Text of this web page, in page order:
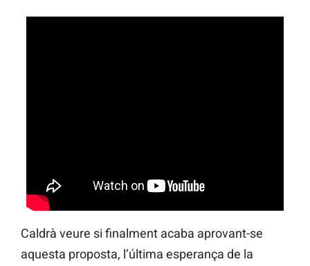
Caldrà veure si finalment acaba aprovant-se
aquesta proposta, l’última esperança de la